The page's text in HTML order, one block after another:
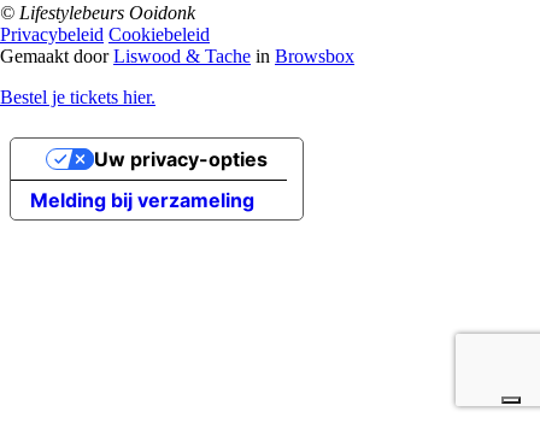
© Lifestylebeurs Ooidonk
Privacybeleid Cookiebeleid
Gemaakt doorLiswood & Tache in Browsbox
Bestel je tickets hier.
Melding bij verzameling
Uw privacy-opties